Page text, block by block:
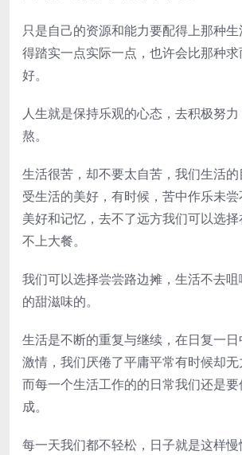
只是自己的资源和能力要配得上那种
得踏实一点实际一点，也许会比那种
好。
人生就是保持乐观的心态，去积极努
熬。
生活很苦，却不要太自苦，我们生活
受生活的美好，有时候，苦中作乐未
美好和记忆，去不了远方我们可以选
不上大餐。
我们可以选择尝尝路边摊，生活不去
的甜滋味的。
生活是不断的重复与继续，在日复一
激情，我们厌倦了平庸平常有时候却无
而每一个生活工作的的日常我们还是
成。
每一天我们都不轻松，日子就是这样